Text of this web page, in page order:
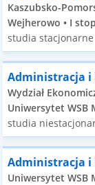
Kaszubsko-
Wejherowo • I
studia stacjonarne
Administracja i
Wydział
Uniwersytet WSB
studia
Administracja i
Uniwersytet WSB